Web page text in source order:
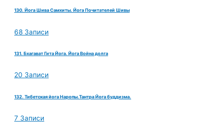
130. Йога Шива Самхиты. Йога Почитателей Шивы
68 Записи
131. Бхагават Гита Йога. Йога Война долга
20 Записи
132. Тибетская йога Наропы.Тантра Йога буддизма.
7 Записи